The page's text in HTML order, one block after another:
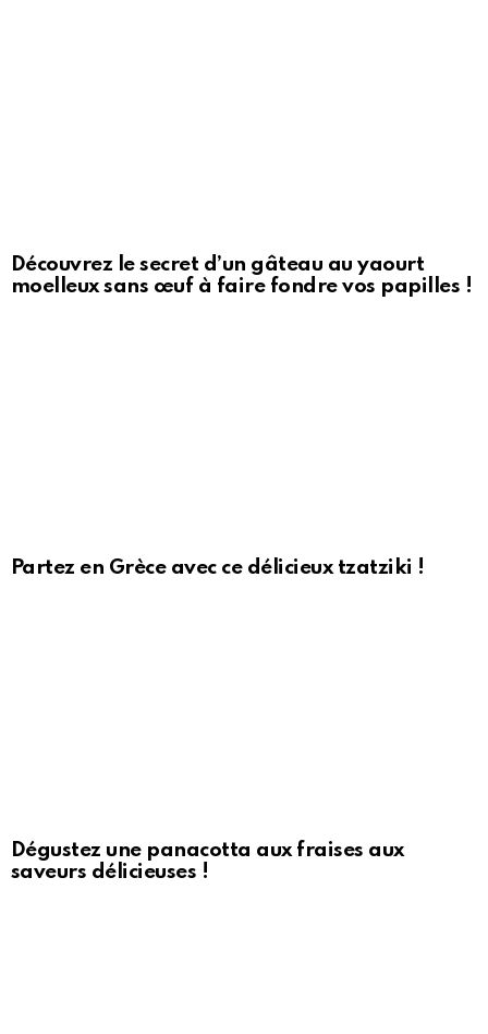
Découvrez le secret d’un gâteau au yaourt
moelleux sans œuf à faire fondre vos papilles !
Partez en Grèce avec ce délicieux tzatziki !
Dégustez une panacotta aux fraises aux
saveurs délicieuses !